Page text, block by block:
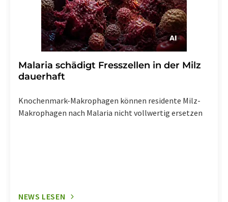
Malaria schädigt Fresszellen in der Milz
dauerhaft
Knochenmark-Makrophagen können residente Milz-
Makrophagen nach Malaria nicht vollwertig ersetzen
NEWS LESEN